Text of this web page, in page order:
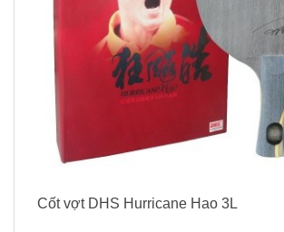
Cốt vợt DHS Hurricane Hao 3L